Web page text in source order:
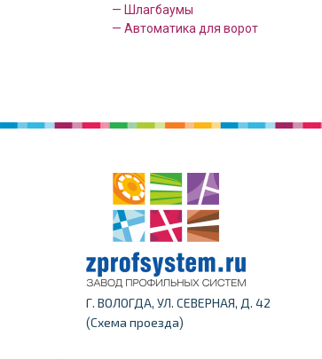
— Шлагбаумы
— Автоматика для ворот
Г. ВОЛОГДА, УЛ. СЕВЕРНАЯ, Д. 42
(Схема проезда)